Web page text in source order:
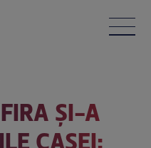
ȘI-A
CASEI: